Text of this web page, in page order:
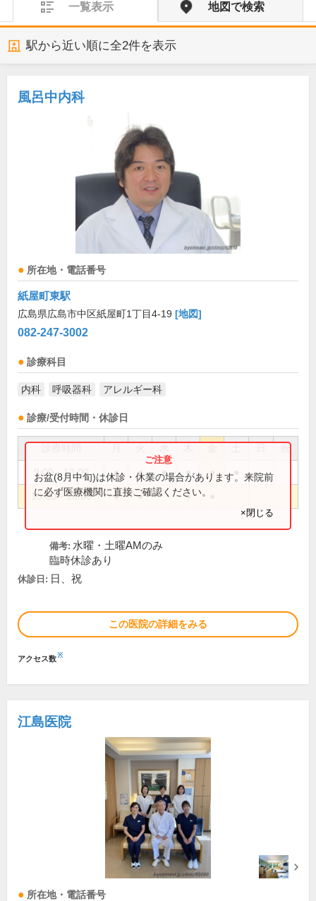
一覧表示 地図で検索
駅から近い順に全2件を表示
風呂中内科
所在地・電話番号
紙屋町東駅
広島県広島市中区紙屋町1丁目4-19 [地図]
082-247-3002
診療科目
内科 呼吸器科 アレルギー科
診療/受付時間・休診日
祝
9:00～13:00 ● ● ● ● ●
15:00～18:00 ● ● ●
お盆(8月中旬)は休診・休業の場合があります。来院前
に必ず医療機関に直接ご確認ください。
×閉じる
備考: 水曜・土曜AMのみ
臨時休診あり
休診日: 日、祝
この医院の詳細をみる
アクセス数※
江島医院
所在地・電話番号